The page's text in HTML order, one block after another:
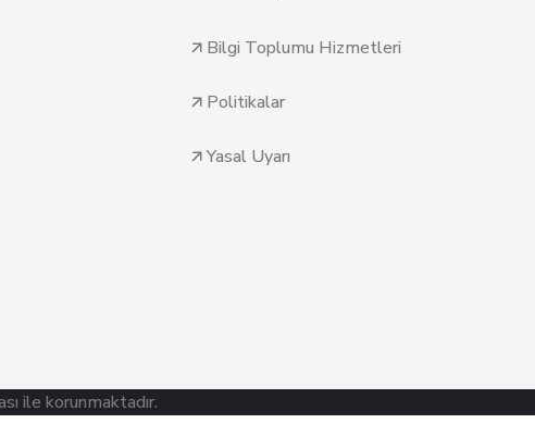
Bilgi Toplumu Hizmetleri
Politikalar
Yasal Uyarı
ile korunmaktadır.